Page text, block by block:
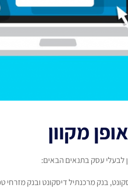
מקוון
לבעלי עסק בתנאים הבאים:
בנק מרכנתיל דיסקונט ובנק מזרחי